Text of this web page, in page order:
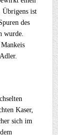
Übrigens ist
des
wurde.
Kaser,
sich im